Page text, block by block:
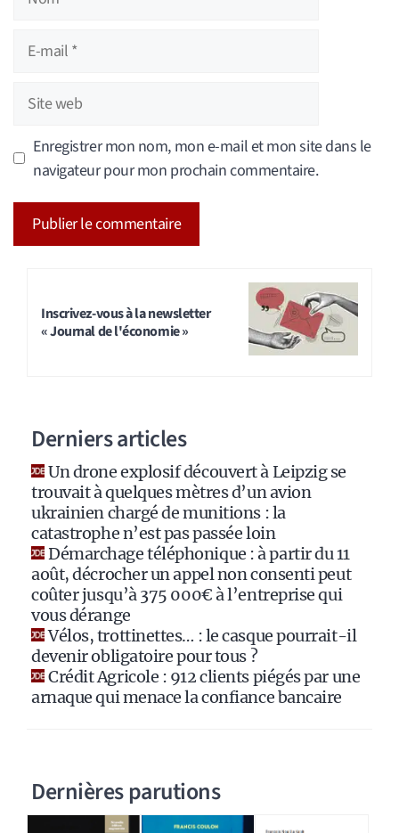
Site
web
Enregistrer mon nom, mon e-mail et mon site dans le
navigateur pour mon prochain commentaire.
Inscrivez-vous à la newsletter
« Journal de l'économie »
Derniers articles
Un drone explosif découvert à Leipzig se
trouvait à quelques mètres d’un avion
ukrainien chargé de munitions : la
catastrophe n’est pas passée loin
Démarchage téléphonique : à partir du 11
août, décrocher un appel non consenti peut
coûter jusqu’à 375 000€ à l’entreprise qui
vous dérange
Vélos, trottinettes… : le casque pourrait-il
devenir obligatoire pour tous ?
Crédit Agricole : 912 clients piégés par une
arnaque qui menace la confiance bancaire
Dernières parutions